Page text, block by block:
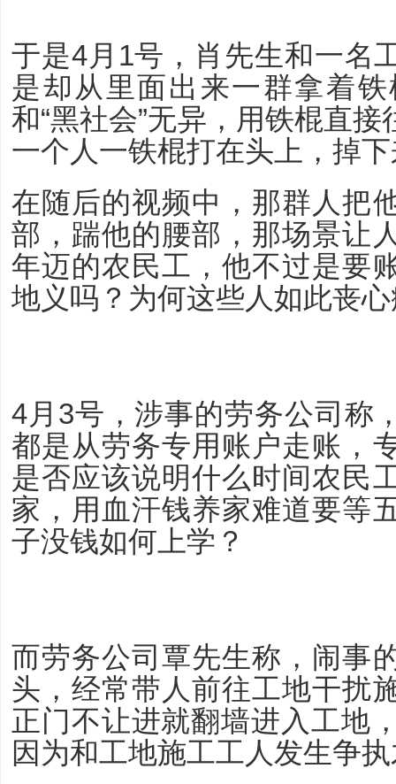
于是4月1号，肖先生和一名
是却从里面出来一群拿着
和“黑社会”无异，用铁棍直
一个人一铁棍打在头上，掉
在随后的视频中，那群人把
部，踹他的腰部，那场景让
年迈的农民工，他不过是要
地义吗？为何这些人如此丧
4月3号，涉事的劳务公司称
都是从劳务专用账户走账，
是否应该说明什么时间农民
家，用血汗钱养家难道要等
子没钱如何上学？
而劳务公司覃先生称，闹事
头，经常带人前往工地干扰
正门不让进就翻墙进入工地
因为和工地施工工人发生争